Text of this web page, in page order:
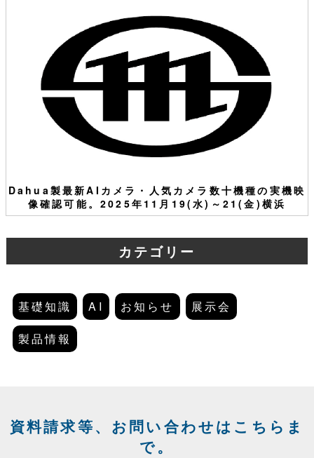
Dahua製最新AIカメラ・人気カメラ数十機種の実機映
像確認可能。2025年11月19(水)～21(金)横浜
カテゴリー
基礎知識 AI お知らせ 展示会
製品情報
資料請求等、お問い合わせはこちらま
で。